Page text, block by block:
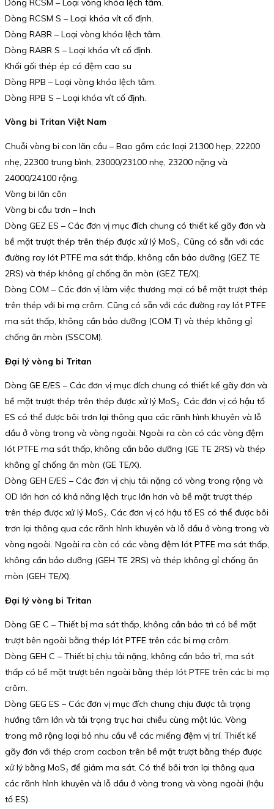
Dòng RCSM – Loại vòng khóa lệch tâm.
Dòng RCSM S – Loại khóa vít cố định.
Dòng RABR – Loại vòng khóa lệch tâm.
Dòng RABR S – Loại khóa vít cố định.
Khối gối thép ép có đệm cao su
Dòng RPB – Loại vòng khóa lệch tâm.
Dòng RPB S – Loại khóa vít cố định.
Vòng bi Tritan Việt Nam
Chuỗi vòng bi con lăn cầu – Bao gồm các loại 21300 hẹp, 22200
nhẹ, 22300 trung bình, 23000/23100 nhẹ, 23200 nặng và
24000/24100 rộng.
Vòng bi lăn côn
Vòng bi cầu trơn – Inch
Dòng GEZ ES – Các đơn vị mục đích chung có thiết kế gãy đơn và
bề mặt trượt thép trên thép được xử lý MoS₂. Cũng có sẵn với các
đường ray lót PTFE ma sát thấp, không cần bảo dưỡng (GEZ TE
2RS) và thép không gỉ chống ăn mòn (GEZ TE/X).
Dòng COM – Các đơn vị làm việc thương mại có bề mặt trượt thép
trên thép với bi mạ crôm. Cũng có sẵn với các đường ray lót PTFE
ma sát thấp, không cần bảo dưỡng (COM T) và thép không gỉ
chống ăn mòn (SSCOM).
Đại lý vòng bi Tritan
Dòng GE E/ES – Các đơn vị mục đích chung có thiết kế gãy đơn và
bề mặt trượt thép trên thép được xử lý MoS₂. Các đơn vị có hậu tố
ES có thể được bôi trơn lại thông qua các rãnh hình khuyên và lỗ
dầu ở vòng trong và vòng ngoài. Ngoài ra còn có các vòng đệm
lót PTFE ma sát thấp, không cần bảo dưỡng (GE TE 2RS) và thép
không gỉ chống ăn mòn (GE TE/X).
Dòng GEH E/ES – Các đơn vị chịu tải nặng có vòng trong rộng và
OD lớn hơn có khả năng lệch trục lớn hơn và bề mặt trượt thép
trên thép được xử lý MoS₂. Các đơn vị có hậu tố ES có thể được bôi
trơn lại thông qua các rãnh hình khuyên và lỗ dầu ở vòng trong và
vòng ngoài. Ngoài ra còn có các vòng đệm lót PTFE ma sát thấp,
không cần bảo dưỡng (GEH TE 2RS) và thép không gỉ chống ăn
mòn (GEH TE/X).
Đại lý vòng bi Tritan
Dòng GE C – Thiết bị ma sát thấp, không cần bảo trì có bề mặt
trượt bên ngoài bằng thép lót PTFE trên các bi mạ crôm.
Dòng GEH C – Thiết bị chịu tải nặng, không cần bảo trì, ma sát
thấp có bề mặt trượt bên ngoài bằng thép lót PTFE trên các bi mạ
crôm.
Dòng GEG ES – Các đơn vị mục đích chung chịu được tải trọng
hướng tâm lớn và tải trọng trục hai chiều cùng một lúc. Vòng
trong mở rộng loại bỏ nhu cầu về các miếng đệm vị trí. Thiết kế
gãy đơn với thép crom cacbon trên bề mặt trượt bằng thép được
xử lý bằng MoS₂ để giảm ma sát. Có thể bôi trơn lại thông qua
các rãnh hình khuyên và lỗ dầu ở vòng trong và vòng ngoài (hậu
tố ES).